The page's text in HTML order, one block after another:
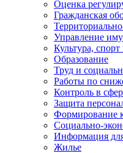
Оценка
Гражданская
Управление
Культура,
Образование
Труд и
Работы по
Контроль в
Защита
Формирование
Социально-
Информация
Жилье